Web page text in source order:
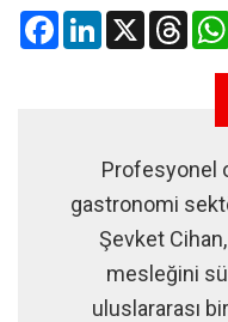
FacebookLinkedIn
X
Profesyonel
gastronomi
Şevket Cihan,
mesleğini
uluslararası